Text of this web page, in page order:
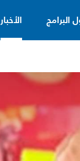
البرامج الأخبار